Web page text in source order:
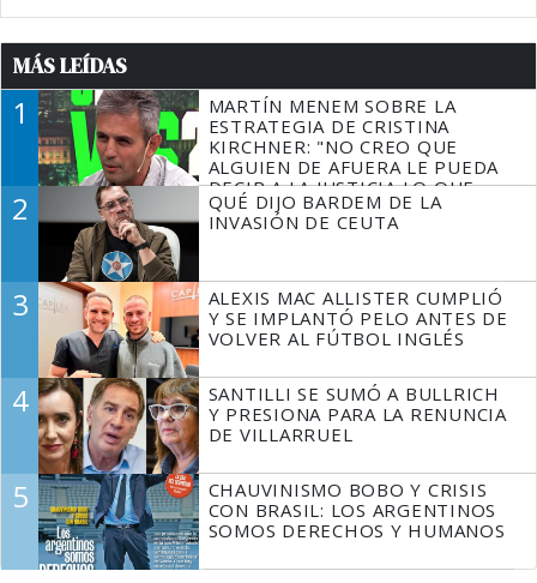
MÁS LEÍDAS
1
MARTÍN MENEM SOBRE LA
ESTRATEGIA DE CRISTINA
KIRCHNER: "NO CREO QUE
ALGUIEN DE AFUERA LE PUEDA
DECIR A LA JUSTICIA LO QUE
TIENE QUE HACER"
2
QUÉ DIJO BARDEM DE LA
INVASIÓN DE CEUTA
3
ALEXIS MAC ALLISTER CUMPLIÓ
Y SE IMPLANTÓ PELO ANTES DE
VOLVER AL FÚTBOL INGLÉS
4
SANTILLI SE SUMÓ A BULLRICH
Y PRESIONA PARA LA RENUNCIA
DE VILLARRUEL
5
CHAUVINISMO BOBO Y CRISIS
CON BRASIL: LOS ARGENTINOS
SOMOS DERECHOS Y HUMANOS